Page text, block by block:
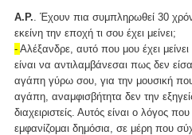
Α.Ρ. . Έχουν πια συμπληρωθεί 30
εκείνη την εποχή τι σου έχει μείνει;
- Αλέξανδρε, αυτό που μου έχει
είναι να αντιλαμβάνεσαι πως δεν
αγάπη γύρω σου, για την μουσική
αγάπη, αναμφισβήτητα δεν την
διαχειριστείς. Αυτός είναι ο λόγος
εμφανίζομαι δημόσια, σε μέρη που